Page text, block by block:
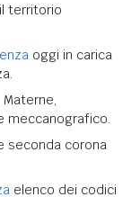
territorio
oggi in carica
meccanografico.
seconda corona
elenco dei codici